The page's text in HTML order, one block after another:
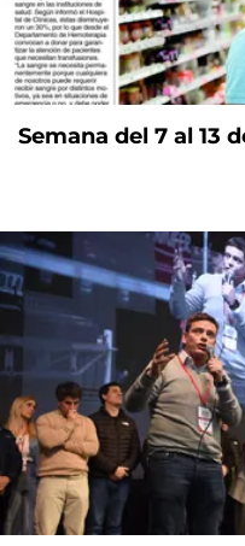
Semana del 7 al 13